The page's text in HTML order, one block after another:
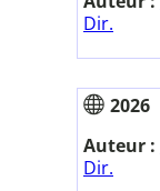
Dir.
2026
Auteur :
Dir.